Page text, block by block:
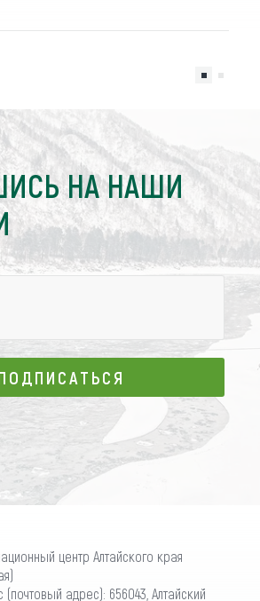
НА НАШИ
ПОДПИСАТЬСЯ
центр Алтайского края
адрес): 656043, Алтайский